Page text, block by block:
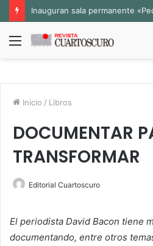
Menú
Inicio / Libros
DOCUMENTAR
TRANSFORMAR
Editorial Cuartoscuro
El periodista David Bacon tiene
documentando, entre otros